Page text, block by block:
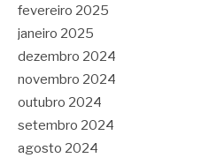
fevereiro 2025
janeiro 2025
dezembro 2024
novembro 2024
outubro 2024
setembro 2024
agosto 2024